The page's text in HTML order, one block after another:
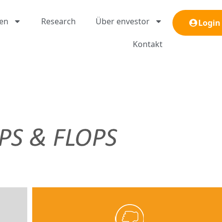
Research Über envestor
Kontakt
Login